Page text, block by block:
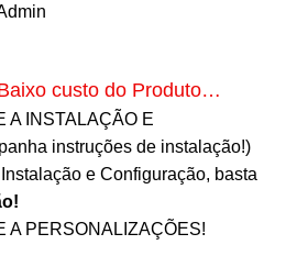
custo do Produto…
A INSTALAÇÃO E
instruções de instalação!)
e Configuração, basta
A PERSONALIZAÇÕES!